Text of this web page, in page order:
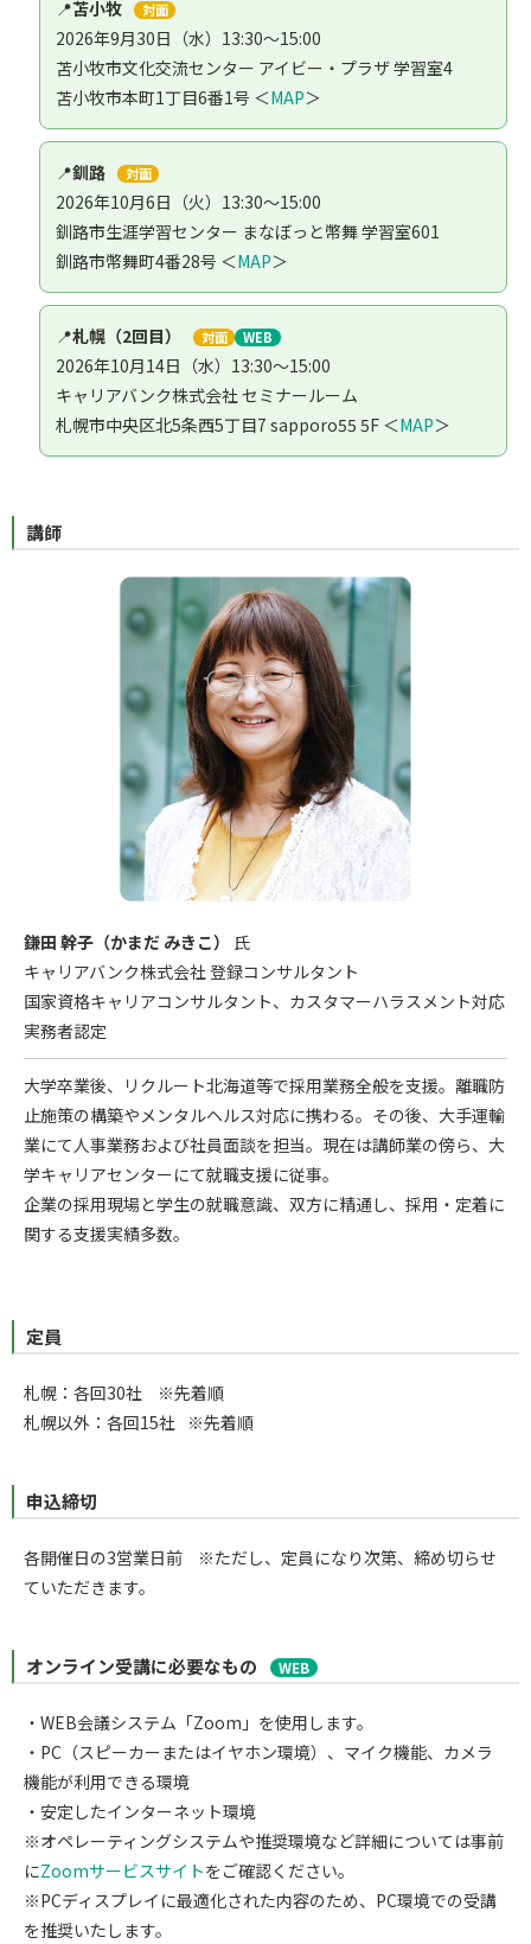
📍苫小牧 対面
2026年9月30日（水）13:30～15:00
苫小牧市文化交流センター アイビー・プラザ 学習室4
苫小牧市本町1丁目6番1号 ＜MAP＞
📍釧路 対面
2026年10月6日（火）13:30～15:00
釧路市生涯学習センター まなぼっと幣舞 学習室601
釧路市幣舞町4番28号 ＜MAP＞
📍札幌（2回目） 対面 WEB
2026年10月14日（水）13:30～15:00
キャリアバンク株式会社 セミナールーム
札幌市中央区北5条西5丁目7 sapporo55 5F ＜MAP＞
講師
鎌田 幹子（かまだ みきこ）
氏
キャリアバンク株式会社 登録コンサルタント
国家資格キャリアコンサルタント、カスタマーハラスメント対応
実務者認定
大学卒業後、リクルート北海道等で採用業務全般を支援。離職防
止施策の構築やメンタルヘルス対応に携わる。その後、大手運輸
業にて人事業務および社員面談を担当。現在は講師業の傍ら、大
学キャリアセンターにて就職支援に従事。
企業の採用現場と学生の就職意識、双方に精通し、採用・定着に
関する支援実績多数。
定員
札幌：各回30社
※先着順
札幌以外：各回15社 ※先着順
申込締切
各開催日の3営業日前
※ただし、定員になり次第、締め切らせ
ていただきます。
オンライン受講に必要なもの WEB
・WEB会議システム「Zoom」を使用します。
・PC（スピーカーまたはイヤホン環境）、マイク機能、カメラ
機能が利用できる環境
・安定したインターネット環境
※オペレーティングシステムや推奨環境など詳細については事前
にZoomサービスサイトをご確認ください。
※PCディスプレイに最適化された内容のため、PC環境での受講
を推奨いたします。